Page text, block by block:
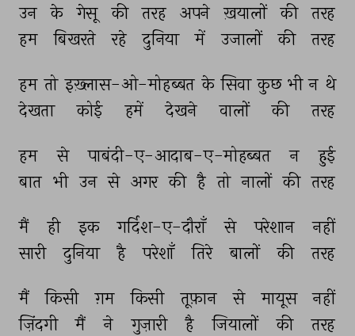
उन के गेसू की तरह अपने ख़यालों की तरह
हम
बिखरते रहे दुनिया में उजालों की तरह
हम तो इख़्लास-ओ-मोहब्बत के सिवा कुछ भी न थे
देखता
कोई हमें देखने वालों की तरह
हम से पाबंदी-ए-आदाब-ए-मोहब्बत न
हुई
बात भी उन से अगर की है तो नालों की तरह
मैं ही इक गर्दिश-ए-दौराँ से परेशान
नहीं
सारी
दुनिया है परेशाँ तिरे बालों की तरह
मैं किसी ग़म किसी तूफ़ान से मायूस
नहीं
ज़िंदगी
मैं ने गुज़ारी है जियालों की तरह